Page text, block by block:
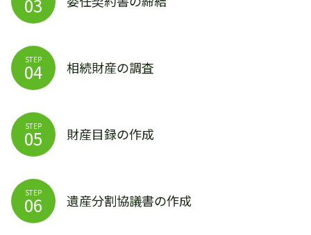
03
STEP
04 相続財産の調査
STEP
05 財産目録の作成
STEP
06 遺産分割協議書の作成